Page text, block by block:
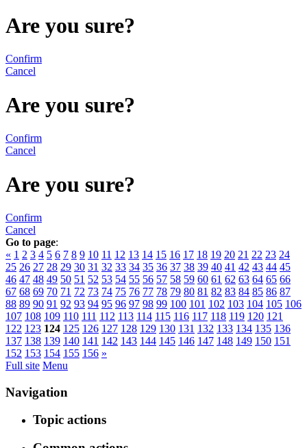
Are you sure?
Confirm
Cancel
Are you sure?
Confirm
Cancel
Are you sure?
Confirm
Cancel
Go to page:
« 1 2 3 4 5 6 7 8 9 10 11 12 13 14 15 16 17 18 19 20 21 22 23 24
25 26 27 28 29 30 31 32 33 34 35 36 37 38 39 40 41 42 43 44 45
46 47 48 49 50 51 52 53 54 55 56 57 58 59 60 61 62 63 64 65 66
67 68 69 70 71 72 73 74 75 76 77 78 79 80 81 82 83 84 85 86 87
88 89 90 91 92 93 94 95 96 97 98 99 100 101 102 103 104 105 106
107 108 109 110 111 112 113 114 115 116 117 118 119 120 121
122 123 124 125 126 127 128 129 130 131 132 133 134 135 136
137 138 139 140 141 142 143 144 145 146 147 148 149 150 151
152 153 154 155 156 »
Full site Menu
Navigation
Topic actions